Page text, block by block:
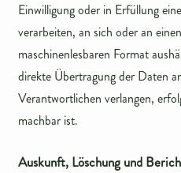
Einwilligung oder in Erfüllung
verarbeiten, an sich oder an
maschinenlesbaren Format
direkte Übertragung der Daten
Verantwortlichen verlangen,
machbar ist.
Auskunft, Löschung und